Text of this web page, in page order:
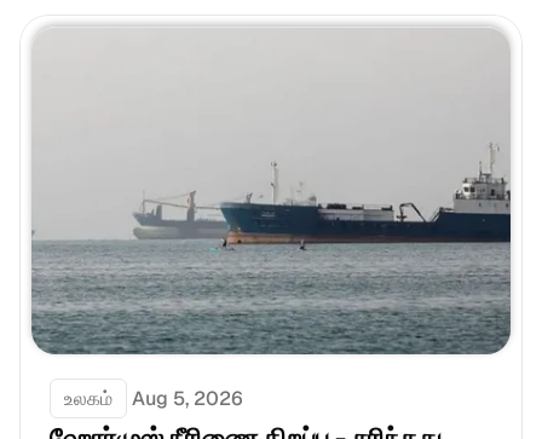
உலகம் Aug 5, 2026